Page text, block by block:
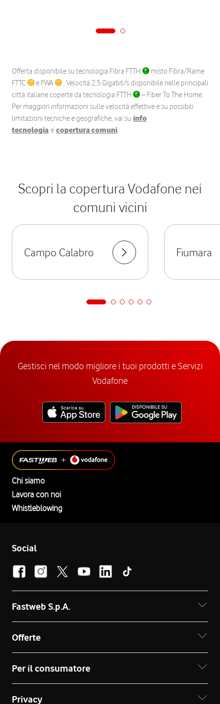
Offerta disponibile su tecnologia Fibra FTTH
misto Fibra/Rame
FTTC
e FWA
. Velocità 2,5 Gigabit/s disponibile nelle principali
città italiane coperte da tecnologia FTTH
– Fiber To The Home.
Per maggiori informazioni sulle velocità effettive e su possibili
limitazioni tecniche e geografiche, vai su info
tecnologia e copertura comuni.
Scopri la copertura Vodafone nei
comuni vicini
Campo Calabro Fiumara
Gestisci nel modo migliore i tuoi prodotti e Servizi
Vodafone
Chi siamo
Lavora con noi
Whistleblowing
Social
Fastweb S.p.A.
Offerte
Per il consumatore
Privacy